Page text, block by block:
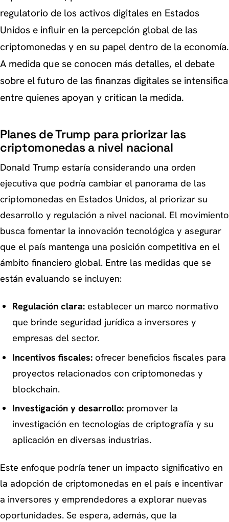
regulatorio de los activos digitales en Estados
Unidos e influir en la percepción global de las
criptomonedas y en su papel dentro de la economía.
A medida que se conocen más detalles, el debate
sobre el futuro de las finanzas digitales se intensifica
entre quienes apoyan y critican la medida.
Planes de Trump para priorizar las
criptomonedas a nivel nacional
Donald Trump estaría considerando una orden
ejecutiva que podría cambiar el panorama de las
criptomonedas en Estados Unidos, al priorizar su
desarrollo y regulación a nivel nacional. El movimiento
busca fomentar la innovación tecnológica y asegurar
que el país mantenga una posición competitiva en el
ámbito financiero global. Entre las medidas que se
están evaluando se incluyen:
Regulación clara:establecer un marco normativo
que brinde seguridad jurídica a inversores y
empresas del sector.
Incentivos fiscales:ofrecer beneficios fiscales para
proyectos relacionados con criptomonedas y
blockchain.
Investigación y desarrollo:promover la
investigación en tecnologías de criptografía y su
aplicación en diversas industrias.
Este enfoque podría tener un impacto significativo en
la adopción de criptomonedas en el país e incentivar
a inversores y emprendedores a explorar nuevas
oportunidades. Se espera, además, que la